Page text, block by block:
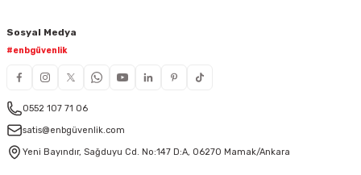
Sosyal Medya
#enbgüvenlik
0552 107 71 06
satis@enbgüvenlik.com
Yeni Bayındır, Sağduyu Cd. No:147 D:A, 06270 Mamak/Ankara